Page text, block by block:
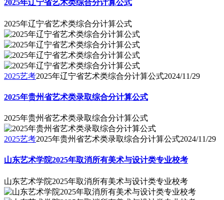
2025年辽宁省艺术类综合分计算公式
2025年辽宁省艺术类综合分计算公式
2025艺考2025年辽宁省艺术类综合分计算公式2024/11/29
2025年贵州省艺术类录取综合分计算公式
2025年贵州省艺术类录取综合分计算公式
2025艺考2025年贵州省艺术类录取综合分计算公式2024/11/29
山东艺术学院2025年取消所有美术与设计类专业校考
山东艺术学院2025年取消所有美术与设计类专业校考